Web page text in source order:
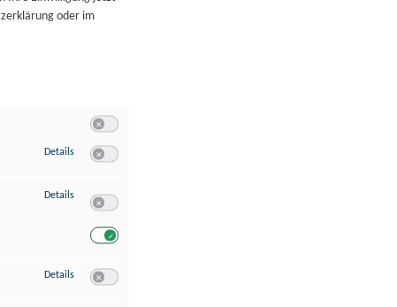
oder im
Details zu Speichern von oder Zugriff auf Informationen auf einem Endgerät
Details zu Verwendung reduzierter Daten zur Auswahl von Werbeanzeigen
Details zu Erstellung von Profilen für personalisierte Werbung